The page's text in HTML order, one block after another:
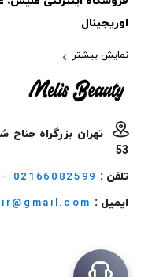
اوریجینال
نمایش بیشتر
تهران بزرگراه
53
تلفن : 02166082599
ایمیل :